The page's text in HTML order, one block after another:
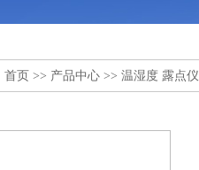
首页 >> 产品中心 >> 温湿度 露点仪